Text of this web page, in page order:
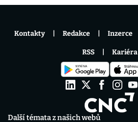
Další témata z našich webů
Kontakty Redakce Inzerce
RSS Kariéra